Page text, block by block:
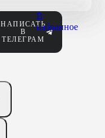
НАПИСАТЬ
В
ТЕЛЕГРАМ
В
избранное